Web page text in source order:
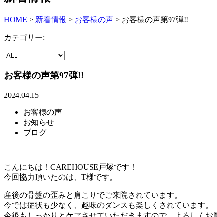
HOME > 新着情報 > お客様の声 > お客様の声第97弾!!
カテゴリー:
お客様の声第97弾!!
2024.04.15
お客様の声
お知らせ
ブログ
こんにちは！CAREHOUSE戸塚です！
今回協力頂いたのは、T様です。
産後の骨盤の歪みと肩こりでご来院されています。
今では症状も少なく、趣味のダンスも楽しくされています。
今後もしっかりとケアさせていただきますので、よろしくお